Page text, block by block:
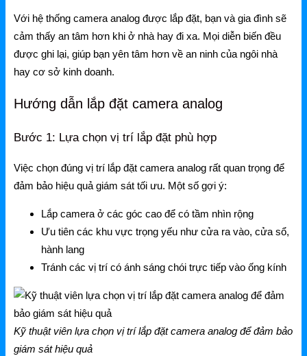
Grandstream
Grandstream Router
Grandstream WiFi
Grandstream Tổng Đài
Grandstream Thiết bị Hội Nghị
DLink Router
DLink Switch
Phụ Kiện DLink
DLink 4G
Với hệ thống camera analog được lắp đặt, bạn và gia đình sẽ
cảm thấy an tâm hơn khi ở nhà hay đi xa. Mọi diễn biến đều
được ghi lại, giúp bạn yên tâm hơn về an ninh của ngôi nhà
hay cơ sở kinh doanh.
Hướng dẫn lắp đặt camera analog
Bước 1: Lựa chọn vị trí lắp đặt phù hợp
Việc chọn đúng vị trí lắp đặt camera analog rất quan trọng để
đảm bảo hiệu quả giám sát tối ưu. Một số gợi ý:
Lắp camera ở các góc cao để có tầm nhìn rộng
Ưu tiên các khu vực trọng yếu như cửa ra vào, cửa sổ,
hành lang
Tránh các vị trí có ánh sáng chói trực tiếp vào ống kính
Kỹ thuật viên lựa chọn vị trí lắp đặt camera analog để đảm bảo
giám sát hiệu quả